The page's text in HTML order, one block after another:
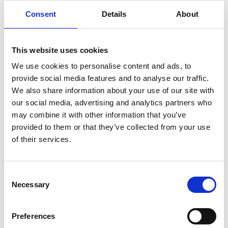
Consent Details About
This website uses cookies
We use cookies to personalise content and ads, to
provide social media features and to analyse our traffic.
We also share information about your use of our site with
our social media, advertising and analytics partners who
may combine it with other information that you’ve
provided to them or that they’ve collected from your use
of their services.
Selection
Necessary
Preferences
arrangementet, anbefaler vi å booke bord i Brasseri
Informasjon til medlemmer:
innlogget med en webprofil tilknyttet et gyldig